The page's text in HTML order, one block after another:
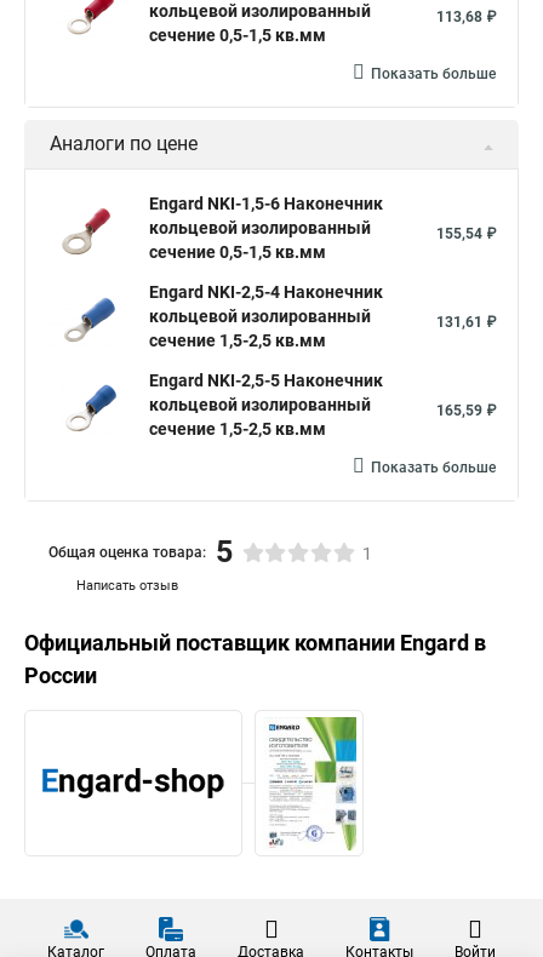
кольцевой изолированный
сечение 0,5-1,5 кв.мм
113,68 ₽
Показать больше
Аналоги по цене
Engard NKI-1,5-6 Наконечник
кольцевой изолированный
сечение 0,5-1,5 кв.мм
155,54 ₽
Engard NKI-2,5-4 Наконечник
кольцевой изолированный
сечение 1,5-2,5 кв.мм
131,61 ₽
Engard NKI-2,5-5 Наконечник
кольцевой изолированный
сечение 1,5-2,5 кв.мм
165,59 ₽
Показать больше
Написать отзыв
Общая оценка товара: 5 1
Официальный поставщик компании Engard в
России
Каталог Оплата Доставка Контакты Войти